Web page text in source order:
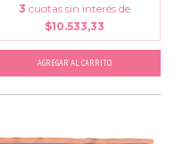
3 cuotas sin interés de
$10.533,33
AGREGAR AL CARRITO